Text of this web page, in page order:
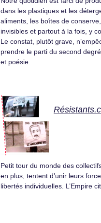
dans les plastiques et les
aliments, les boîtes de
invisibles et partout à la fois, y
Le constat, plutôt grave,
prendre le parti du second
et poésie.
Petit tour du monde des
en plus, tentent d’unir leurs
libertés individuelles. L’Empire